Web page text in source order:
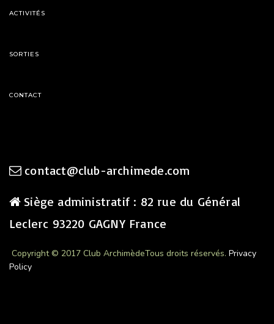
ACTIVITÉS
SORTIES
CONTACT
contact@club-archimede.com
Siège administratif : 82 rue du Général
Leclerc 93220 GAGNY France
Copyright © 2017 Club ArchimèdeTous droits réservés. Privacy
Policy